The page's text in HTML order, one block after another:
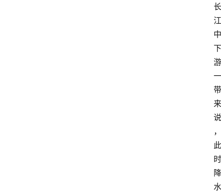
长
江
中
下
游
一
带
来
说
，
此
时
降
水